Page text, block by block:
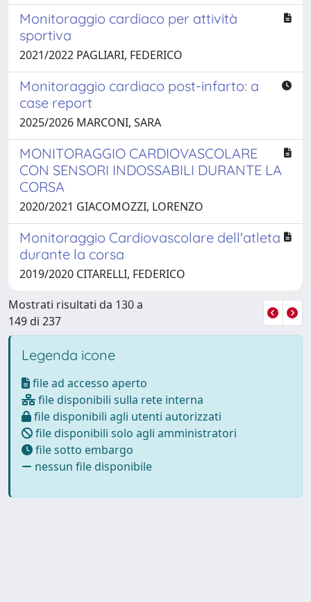
Monitoraggio cardiaco per attività
sportiva
2021/2022 PAGLIARI, FEDERICO
Monitoraggio cardiaco post-infarto: a
case report
2025/2026 MARCONI, SARA
MONITORAGGIO CARDIOVASCOLARE
CON SENSORI INDOSSABILI DURANTE LA
CORSA
2020/2021 GIACOMOZZI, LORENZO
Monitoraggio Cardiovascolare dell'atleta
durante la corsa
2019/2020 CITARELLI, FEDERICO
Mostrati risultati da 130 a
149 di 237
Legenda icone
file ad accesso aperto
file disponibili sulla rete interna
file disponibili agli utenti autorizzati
file disponibili solo agli amministratori
file sotto embargo
nessun file disponibile